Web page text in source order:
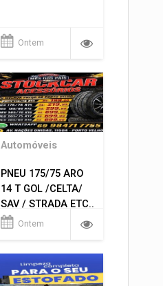
Ontem
Automóveis
PNEU 175/75 ARO
14 T GOL /CELTA/
SAV / STRADA ETC..
R$ 219,99
Ontem